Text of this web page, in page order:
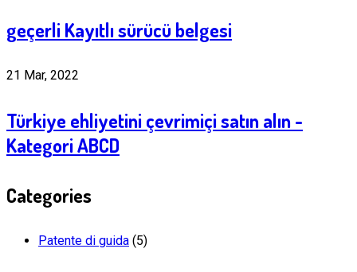
geçerli Kayıtlı sürücü belgesi
21 Mar, 2022
Türkiye ehliyetini çevrimiçi satın alın -
Kategori ABCD
Categories
Patente di guida (5)